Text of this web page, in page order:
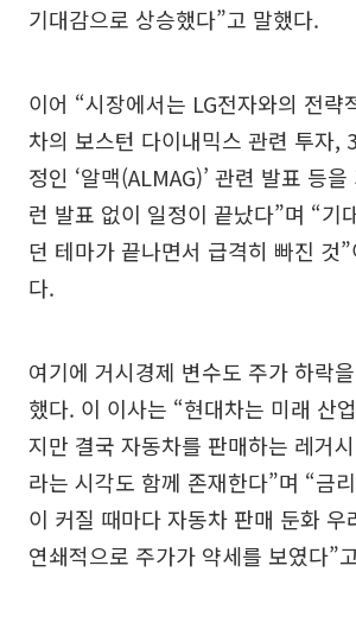
기대감으로 상승했다”고 말했다.
이어 “시장에서는 LG전자와의 전략
차의 보스턴 다이내믹스 관련 투자,
정인 ‘알맥(ALMAG)’ 관련 발표 등
런 발표 없이 일정이 끝났다”며 “기
던 테마가 끝나면서 급격히 빠진 것
다.
여기에 거시경제 변수도 주가 하락
했다. 이 이사는 “현대차는 미래 산
지만 결국 자동차를 판매하는 레거
라는 시각도 함께 존재한다”며 “금
이 커질 때마다 자동차 판매 둔화 우
연쇄적으로 주가가 약세를 보였다”